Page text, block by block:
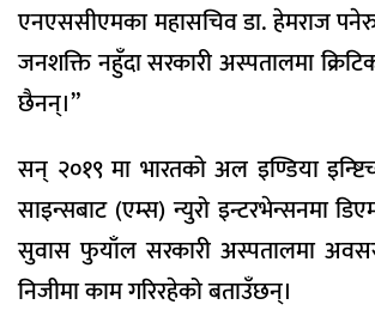
एनएससीएमका महासचिव डा. हेमराज
जनशक्ति नहुँदा सरकारी अस्पतालमा
छैनन्।”
सन् २०१९ मा भारतको अल इण्डिया
साइन्सबाट (एम्स) न्युरो इन्टरभेन्सनमा
सुवास फुयाँल सरकारी अस्पतालमा
निजीमा काम गरिरहेको बताउँछन्।